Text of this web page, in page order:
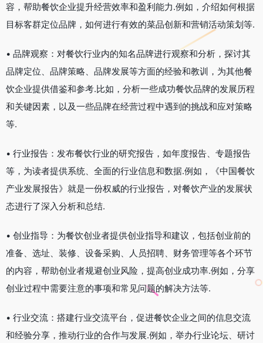
容，帮助餐饮企业提升经营效率和盈利能力.例如，介绍如何根据
目标客群定位品牌，如何进行有效的菜品创新和营销活动策划等.
• 品牌观察：对餐饮行业内的知名品牌进行观察和分析，探讨其
品牌定位、品牌策略、品牌发展等方面的经验和教训，为其他餐
饮企业提供借鉴和参考.比如，分析一些成功餐饮品牌的发展历程
和关键因素，以及一些品牌在经营过程中遇到的挑战和应对策略
等.
• 行业报告：发布餐饮行业的研究报告，如年度报告、专题报告
等，为读者提供系统、全面的行业信息和数据.例如，《中国餐饮
产业发展报告》就是一份权威的行业报告，对餐饮产业的发展状
态进行了深入分析和总结.
• 创业指导：为餐饮创业者提供创业指导和建议，包括创业前的
准备、选址、装修、设备采购、人员招聘、财务管理等各个环节
的内容，帮助创业者规避创业风险，提高创业成功率.例如，分享
创业过程中需要注意的事项和常见问题的解决方法等.
• 行业交流：搭建行业交流平台，促进餐饮企业之间的信息交流
和经验分享，推动行业的合作与发展.例如，举办行业论坛、研讨